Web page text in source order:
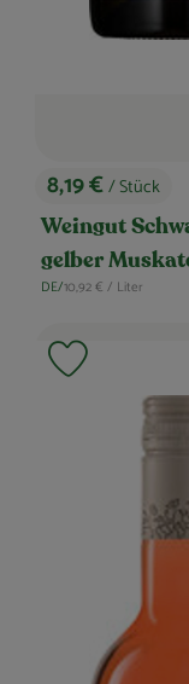
, Preis:
8,19 €/ Stück
Weingut
gelber
, Herkunft:
DE/, Referenzpreis:
10,92 € / Liter